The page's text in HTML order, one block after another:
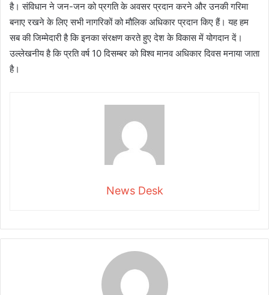
है। संविधान ने जन-जन को प्रगति के अवसर प्रदान करने और उनकी गरिमा
बनाए रखने के लिए सभी नागरिकों को मौलिक अधिकार प्रदान किए हैं। यह हम
सब की जिम्मेदारी है कि इनका संरक्षण करते हुए देश के विकास में योगदान दें।
उल्लेखनीय है कि प्रति वर्ष 10 दिसम्बर को विश्व मानव अधिकार दिवस मनाया जाता
है।
News Desk